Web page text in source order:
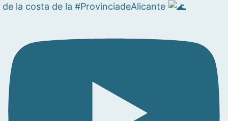
de la costa de la #ProvinciadeAlicante